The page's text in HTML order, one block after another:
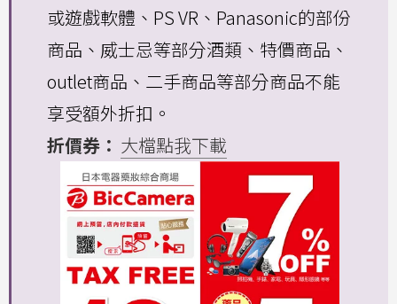
或遊戲軟體、PS VR、Panasonic的部份
商品、威士忌等部分酒類、特價商品、
outlet商品、二手商品等部分商品不能
享受額外折扣。
折價券： 大檔點我下載